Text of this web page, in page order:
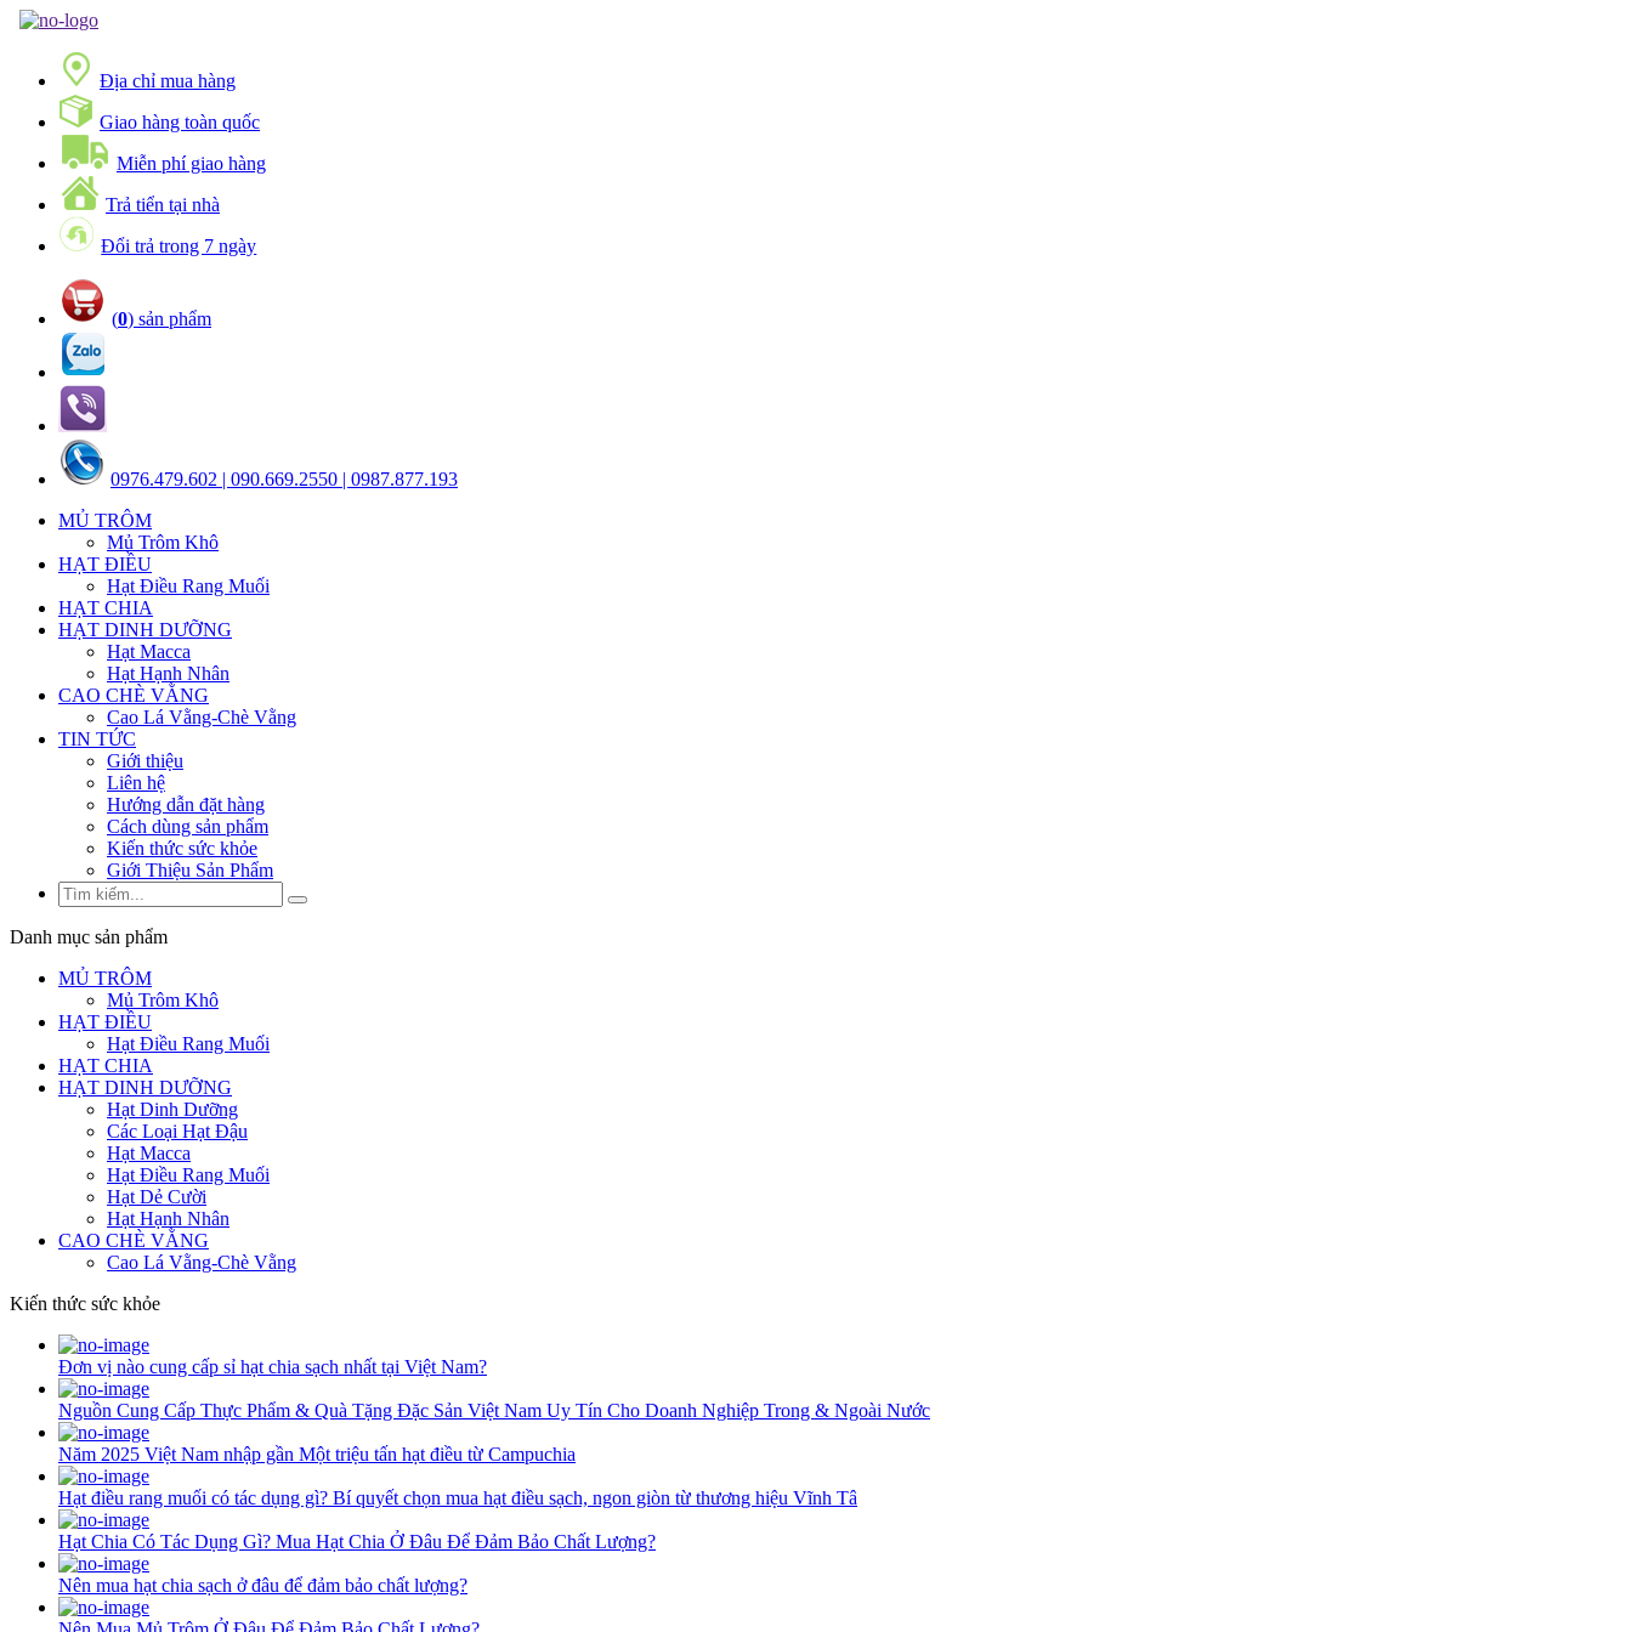
Địa chỉ mua hàng
Giao hàng toàn quốc
Miễn phí giao hàng
Trả tiển tại nhà
Đổi trả trong 7 ngày
(0) sản phẩm
0976.479.602 | 090.669.2550 | 0987.877.193
MỦ TRÔM
Mủ Trôm Khô
HẠT ĐIỀU
Hạt Điều Rang Muối
HẠT CHIA
HẠT DINH DƯỠNG
Hạt Macca
Hạt Hạnh Nhân
CAO CHÈ VẰNG
Cao Lá Vằng-Chè Vằng
TIN TỨC
Giới thiệu
Liên hệ
Hướng dẫn đặt hàng
Cách dùng sản phẩm
Kiến thức sức khỏe
Giới Thiệu Sản Phẩm
Danh mục sản phẩm
MỦ TRÔM
Mủ Trôm Khô
HẠT ĐIỀU
Hạt Điều Rang Muối
HẠT CHIA
HẠT DINH DƯỠNG
Hạt Dinh Dưỡng
Các Loại Hạt Đậu
Hạt Macca
Hạt Điều Rang Muối
Hạt Dẻ Cười
Hạt Hạnh Nhân
CAO CHÈ VẰNG
Cao Lá Vằng-Chè Vằng
Kiến thức sức khỏe
Đơn vị nào cung cấp sỉ hạt chia sạch nhất tại Việt Nam?
Nguồn Cung Cấp Thực Phẩm & Quà Tặng Đặc Sản Việt Nam Uy Tín Cho Doanh Nghiệp Trong & Ngoài Nước
Năm 2025 Việt Nam nhập gần Một triệu tấn hạt điều từ Campuchia
Hạt điều rang muối có tác dụng gì? Bí quyết chọn mua hạt điều sạch, ngon giòn từ thương hiệu Vĩnh Tâ
Hạt Chia Có Tác Dụng Gì? Mua Hạt Chia Ở Đâu Để Đảm Bảo Chất Lượng?
Nên mua hạt chia sạch ở đâu để đảm bảo chất lượng?